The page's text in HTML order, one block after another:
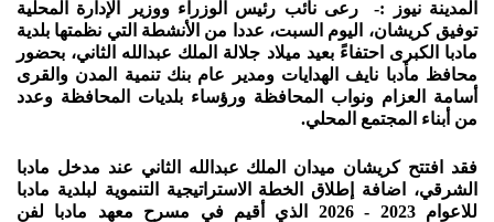
المدينة نيوز :- رعى نائب رئيس الوزراء ووزير الإدارة المحلية
توفيق كريشان، اليوم السبت، عددا من الأنشطة التي نظمتها بلدية
مادبا الكبرى احتفاءً بعيد ميلاد جلالة الملك عبدالله الثاني، بحضور
محافظ مأدبا نايف الهدايات ومدير عام بنك تنمية المدن والقرى
أسامة العزام ونواب المحافظة ورؤساء بلديات المحافظة وعدد
من أبناء المجتمع المحلي.
فقد افتتح كريشان ميدان الملك عبدالله الثاني عند مدخل مادبا
الشرقي، اضافة إطلاق الخطة الاستراتيجية التنموية لبلدية مادبا
للاعوام 2023 - 2026 الذي أقيم في مسرح معهد مادبا لفن